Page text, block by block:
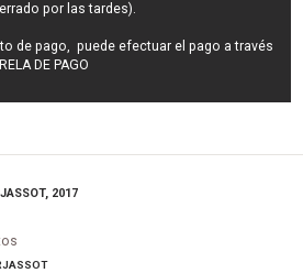
por las tardes).
de pago, puede efectuar el pago a través
DE PAGO
2017